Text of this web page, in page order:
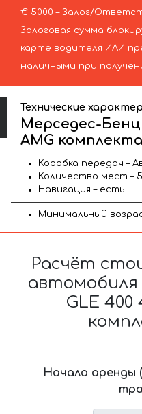
€ 5000 – Залог/
Залоговая сумма
карте водителя ИЛИ
наличными при
Технические
Мерседес-Бенц
AMG
Коробка передач –
Количество мест – 5
Навигация – есть
Минимальный
Расчёт
GLE 400
Начало аренды